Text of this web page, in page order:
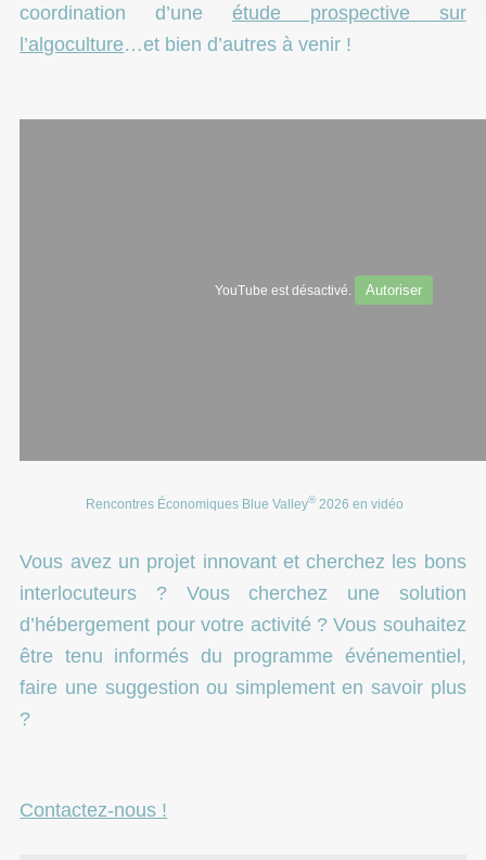
coordination d’une étude prospective sur
l’algoculture…et bien d’autres à venir !
YouTube est désactivé. Autoriser
Rencontres Économiques Blue Valley® 2026 en vidéo
Vous avez un projet innovant et cherchez les bons
interlocuteurs ? Vous cherchez une solution
d’hébergement pour votre activité ? Vous souhaitez
être tenu informés du programme événementiel,
faire une suggestion ou simplement en savoir plus
?
Contactez-nous !